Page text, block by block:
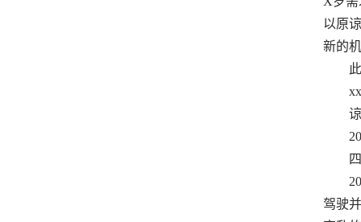
以原
新的
此
xxx
谅
四、
驾驶